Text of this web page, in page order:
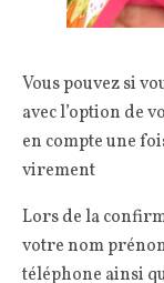
Vous pouvez si
avec l’option de
en compte une
virement
Lors de la
votre nom
téléphone ainsi